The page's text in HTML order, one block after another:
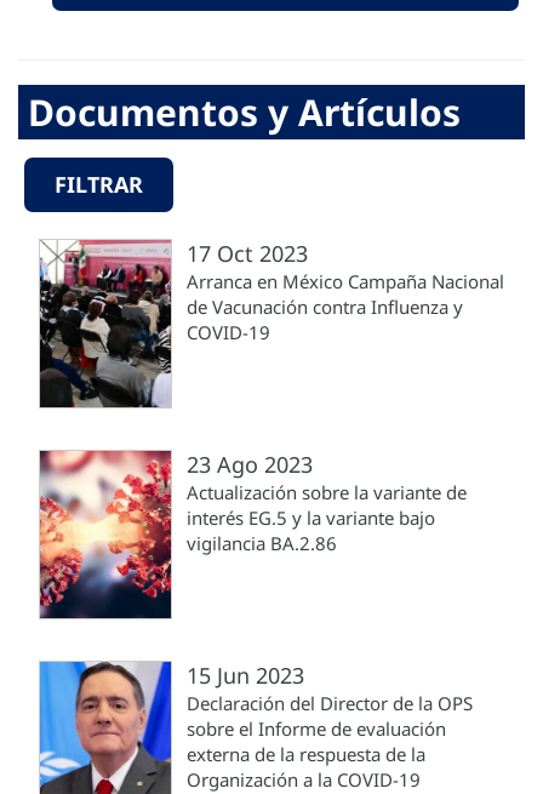
Documentos y Artículos
FILTRAR
17 Oct 2023
Arranca en México Campaña Nacional
de Vacunación contra Influenza y
COVID-19
23 Ago 2023
Actualización sobre la variante de
interés EG.5 y la variante bajo
vigilancia BA.2.86
15 Jun 2023
Declaración del Director de la OPS
sobre el Informe de evaluación
externa de la respuesta de la
Organización a la COVID-19